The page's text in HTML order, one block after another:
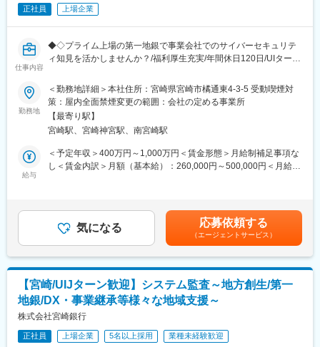
成AIの活用・サステナビリティ領域における新規ビジネスなど）
変更の範囲：会社の定める業務
す。
・残業は月12.1時間程度、社宅や独身寮も完備されており、働き
やすい環境が整っています◎
■研修体制：
階層別・キャリアデザイン・業務別研修や自己啓発支援制度とし
て、能力開発ポイント制度など研修制度が充実しており、スキル
習熟度に応じた研修や専門性の高い業務への人材配置が行われま
給されるため、自己成長を目指しやすい環境です◎
No.1)。地域特性を生かした先進的な取り組み（他行に先駆けて生
成AIの活用・サステナビリティ領域における新規ビジネスなど）
も行っており、将来的な成長が期待されます。
変更の範囲：会社の定める業務
正社員 上場企業
仕事内容
◆◇プライム上場の第一地銀で事業会社でのサイバーセキュリテ
ィ知見を活かしませんか？/福利厚生充実/年間休日120日/UIターン
も可◆◇
■職務内容：
サイバーセキュリティ業務担当として、以下の業務を担当してい
ただきます。
・サイバーセキュリティに関する業務運営
・セキュリティツールの導入・運用・保守
・データ保護のための各種対応
・SOCサービスへの作業指示や対応状況管理
・インシデント対応態勢の整備、発生時の各種対応など
■ワークライフバランス：
・残業は月12.1時間程度、社宅や独身寮も完備されており、働き
勤務地
＜勤務地詳細＞本社住所：宮崎県宮崎市橘通東4-3-5 受動喫煙対
策：屋内全面禁煙変更の範囲：会社の定める事業所
【最寄り駅】
宮崎駅、宮崎神宮駅、南宮崎駅
給与
＜予定年収＞400万円～1,000万円＜賃金形態＞月給制補足事項な
し＜賃金内訳＞月額（基本給）：260,000円～500,000円＜月給＞
す。月給(月額)は固定手当を含めた表記です。
気になる 応募依頼する
（エージェントサービス）
【宮崎/UIJターン歓迎】システム監査～地方創生/第一
地銀/DX・事業継承等様々な地域支援～
株式会社宮崎銀行
正社員 上場企業 5名以上採用 業種未経験歓迎